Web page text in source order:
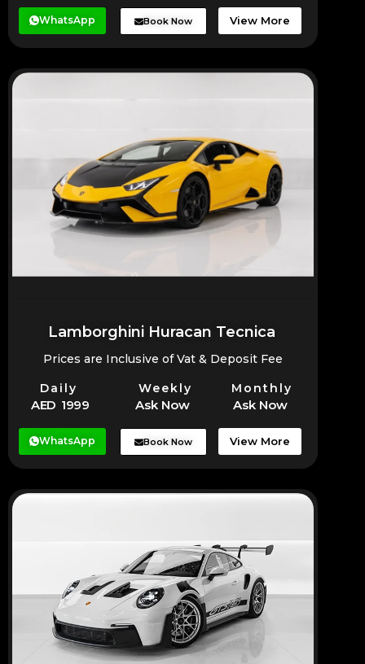
WhatsApp Book Now View More
Lamborghini Huracan Tecnica
Prices are Inclusive of Vat & Deposit Fee
Daily Weekly Monthly
AED 1999 Ask Now Ask Now
WhatsApp Book Now View More